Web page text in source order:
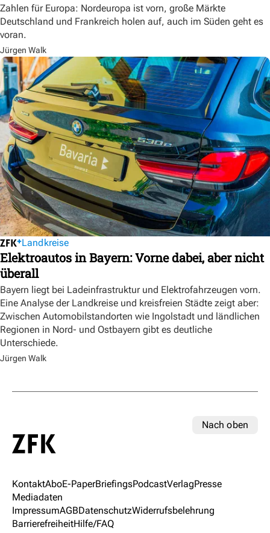
Zahlen für Europa: Nordeuropa ist vorn, große Märkte
Deutschland und Frankreich holen auf, auch im Süden geht es
voran.
Jürgen Walk
Landkreise
Elektroautos in Bayern: Vorne dabei, aber nicht
überall
Bayern liegt bei Ladeinfrastruktur und Elektrofahrzeugen vorn.
Eine Analyse der Landkreise und kreisfreien Städte zeigt aber:
Zwischen Automobilstandorten wie Ingolstadt und ländlichen
Regionen in Nord- und Ostbayern gibt es deutliche
Unterschiede.
Jürgen Walk
Nach oben
KontaktAboE-PaperBriefingsPodcastVerlagPresse
Mediadaten
ImpressumAGBDatenschutzWiderrufsbelehrung
BarrierefreiheitHilfe/FAQ